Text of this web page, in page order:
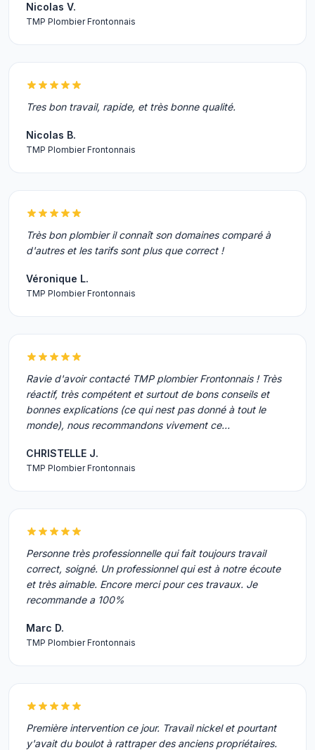
Nicolas V.
TMP Plombier Frontonnais
Tres bon travail, rapide, et très bonne qualité.
Nicolas B.
TMP Plombier Frontonnais
Très bon plombier il connaît son domaines comparé à
d'autres et les tarifs sont plus que correct !
Véronique L.
TMP Plombier Frontonnais
Ravie d'avoir contacté TMP plombier Frontonnais ! Très
réactif, très compétent et surtout de bons conseils et
bonnes explications (ce qui nest pas donné à tout le
monde), nous recommandons vivement ce…
CHRISTELLE J.
TMP Plombier Frontonnais
Personne très professionnelle qui fait toujours travail
correct, soigné. Un professionnel qui est à notre écoute
et très aimable. Encore merci pour ces travaux. Je
recommande a 100%
Marc D.
TMP Plombier Frontonnais
Première intervention ce jour. Travail nickel et pourtant
y'avait du boulot à rattraper des anciens propriétaires.